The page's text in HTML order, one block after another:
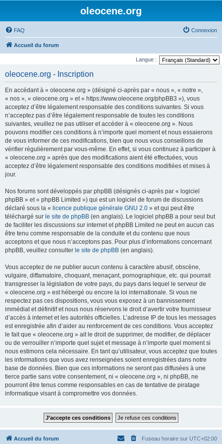
oleocene.org
FAQ Connexion
Accueil du forum
Langue :
oleocene.org - Inscription
En accédant à « oleocene.org » (désigné ci-après par « nous », « notre »,
« nos », « oleocene.org » et « https://www.oleocene.org/phpBB3 »), vous
acceptez d’être légalement responsable des conditions suivantes. Si vous
n’acceptez pas d’être légalement responsable de toutes les conditions
suivantes, veuillez ne pas utiliser et accéder à « oleocene.org ». Nous
pouvons modifier ces conditions à n’importe quel moment et nous essaierons
de vous informer de ces modifications, bien que nous vous conseillons de
vérifier régulièrement par vous-même. En effet, si vous continuez à participer à
« oleocene.org » après que des modifications aient été effectuées, vous
acceptez d’être légalement responsable des conditions modifiées et mises à
jour.
Nos forums sont développés par phpBB (désignés ci-après par « logiciel
phpBB » et « phpBB Limited ») qui est un logiciel de forum de discussions
déclaré sous la « licence publique générale GNU 2.0 » et qui peut être
téléchargé sur le site de phpBB (en anglais). Le logiciel phpBB a pour seul but
de faciliter les discussions sur internet et phpBB Limited ne peut en aucun cas
être tenu comme responsable de la conduite et du contenu que nous
acceptons et que nous n’acceptons pas. Pour plus d’informations concernant
phpBB, veuillez consulter le site de phpBB (en anglais).
Vous acceptez de ne publier aucun contenu à caractère abusif, obscène,
vulgaire, diffamatoire, choquant, menaçant, pornographique, etc. qui pourrait
transgresser la législation de votre pays, du pays dans lequel le serveur de
« oleocene.org » est hébergé ou encore la loi internationale. Si vous ne
respectez pas ces dispositions, vous vous exposez à un bannissement
immédiat et définitif et nous nous réservons le droit d’avertir votre fournisseur
d’accès à internet et les autorités officielles. L’adresse IP de tous les messages
est enregistrée afin d’aider au renforcement de ces conditions. Vous acceptez
le fait que « oleocene.org » ait le droit de supprimer, de modifier, de déplacer
ou de verrouiller n’importe quel sujet et message à n’importe quel moment si
nous estimons cela nécessaire. En tant qu’utilisateur, vous acceptez que toutes
les informations que vous avez renseignées soient enregistrées dans notre
base de données. Bien que ces informations ne seront pas diffusées à une
tierce partie sans votre consentement, ni « oleocene.org », ni phpBB, ne
pourront être tenus comme responsables en cas de tentative de piratage
informatique visant à compromettre vos données.
Accueil du forum Fuseau horaire sur UTC+02:00